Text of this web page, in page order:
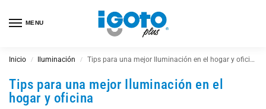
MENU
Inicio / Iluminación / Tips para una mejor Iluminación en el hogar y oficina
Tips para una mejor Iluminación en el
hogar y oficina